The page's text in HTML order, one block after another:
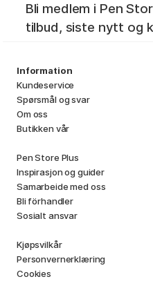
Bli medlem i Pen
tilbud, siste nytt og
Information
Kundeservice
Spørsmål og svar
Om oss
Butikken vår
Pen Store Plus
Inspirasjon og guider
Samarbeide med oss
Bli förhandler
Sosialt ansvar
Kjøpsvilkår
Personvernerklæring
Cookies